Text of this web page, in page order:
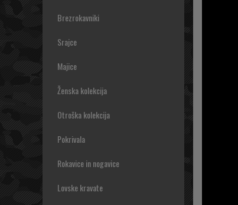
Brezrokavniki
Srajce
Majice
Ženska kolekcija
Otroška kolekcija
Pokrivala
Rokavice in nogavice
Lovske kravate